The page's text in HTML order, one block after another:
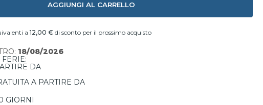
AGGIUNGI AL CARRELLO
a 12,00 € di sconto per il prossimo acquisto
18/08/2026
DA
A PARTIRE DA
GIORNI